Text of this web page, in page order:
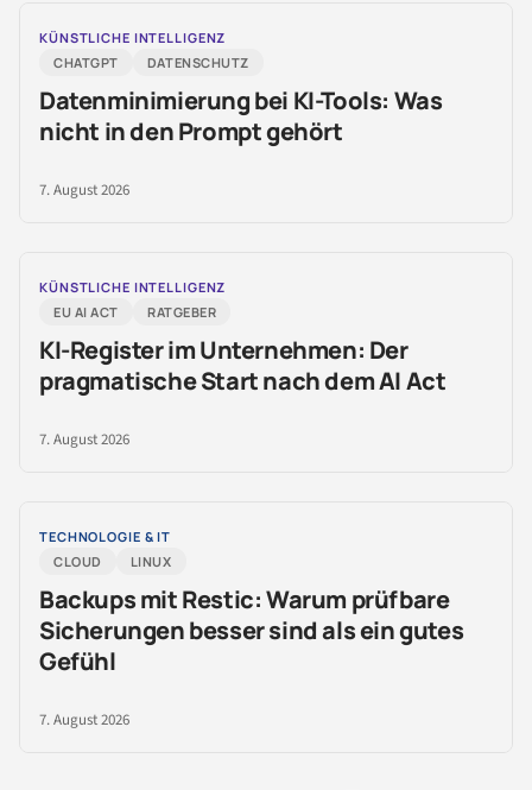
KÜNSTLICHE INTELLIGENZ
CHATGPT
DATENSCHUTZ
Datenminimierung bei KI-Tools: Was
nicht in den Prompt gehört
7. August 2026
KÜNSTLICHE INTELLIGENZ
EU AI ACT
RATGEBER
KI-Register im Unternehmen: Der
pragmatische Start nach dem AI Act
7. August 2026
TECHNOLOGIE & IT
CLOUD
LINUX
Backups mit Restic: Warum prüfbare
Sicherungen besser sind als ein gutes
Gefühl
7. August 2026